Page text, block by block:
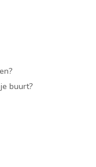
buurt?